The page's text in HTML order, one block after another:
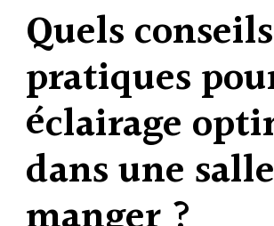
Quels conseils
pratiques
éclairage
dans une